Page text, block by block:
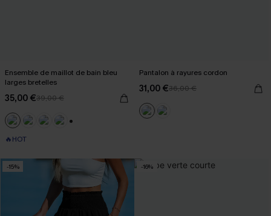
Ensemble de maillot de bain bleu
larges bretelles
35,00 €39,00 €
🔥HOT
Pantalon à rayures cordon
31,00 €36,00 €
-15% -16%